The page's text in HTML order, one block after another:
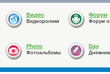
Видео
Видеоролики
Форум
Форум
Photo
Фотоальбомы
Day